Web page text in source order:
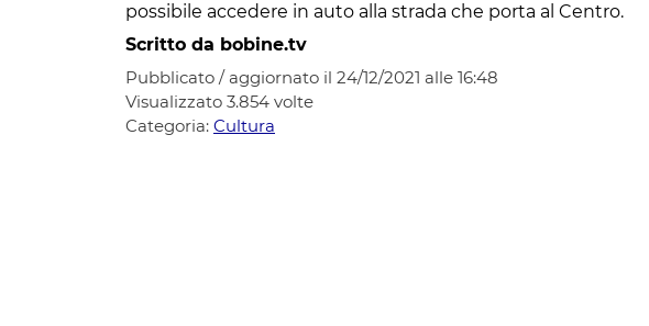
possibile accedere in auto alla strada che porta al Centro.
Scritto da bobine.tv
Pubblicato / aggiornato il 24/12/2021 alle 16:48
Visualizzato 3.854 volte
Categoria: Cultura